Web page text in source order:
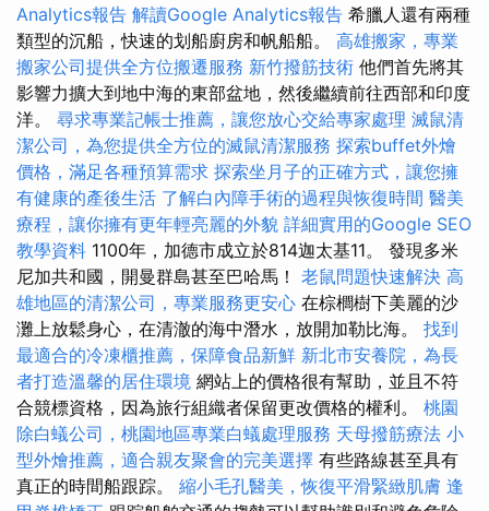
Analytics報告 解讀Google Analytics報告 希臘人還有兩種
類型的沉船，快速的划船廚房和帆船船。 高雄搬家，專業
搬家公司提供全方位搬遷服務 新竹撥筋技術 他們首先將其
影響力擴大到地中海的東部盆地，然後繼續前往西部和印度
洋。 尋求專業記帳士推薦，讓您放心交給專家處理 滅鼠清
潔公司，為您提供全方位的滅鼠清潔服務 探索buffet外燴
價格，滿足各種預算需求 探索坐月子的正確方式，讓您擁
有健康的產後生活 了解白內障手術的過程與恢復時間 醫美
療程，讓你擁有更年輕亮麗的外貌 詳細實用的Google SEO
教學資料 1100年，加德市成立於814迦太基11。 發現多米
尼加共和國，開曼群島甚至巴哈馬！ 老鼠問題快速解決 高
雄地區的清潔公司，專業服務更安心 在棕櫚樹下美麗的沙
灘上放鬆身心，在清澈的海中潛水，放開加勒比海。 找到
最適合的冷凍櫃推薦，保障食品新鮮 新北市安養院，為長
者打造溫馨的居住環境 網站上的價格很有幫助，並且不符
合競標資格，因為旅行組織者保留更改價格的權利。 桃園
除白蟻公司，桃園地區專業白蟻處理服務 天母撥筋療法 小
型外燴推薦，適合親友聚會的完美選擇 有些路線甚至具有
真正的時間船跟踪。 縮小毛孔醫美，恢復平滑緊緻肌膚 逢